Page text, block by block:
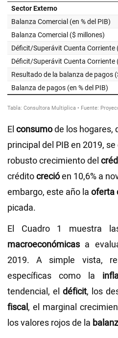
El consumode los hogares,
principal del PIB en 2019,
robusto crecimiento del
créditocrecióen 10,6% a
embargo, este año la oferta
picada.
El Cuadro 1 muestra
macroeconómicas a
2019. A simple vista,
específicas como la
tendencial, el déficit, los
fiscal, el marginal
los valores rojos de la